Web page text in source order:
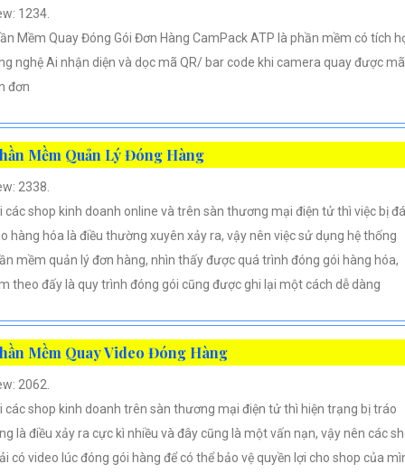
1234.
Mềm Quay Đóng Gói Đơn Hàng CamPack ATP là phần mềm có tích
nghệ Ai nhận diện và dọc mã QR/ bar code khi camera quay được mã
đơn
Mềm Quản Lý Đóng Hàng
2338.
các shop kinh doanh online và trên sàn thương mại điện tử thì việc bị
hàng hóa là điều thường xuyên xảy ra, vậy nên việc sử dụng hệ thống
mềm quản lý đơn hàng, nhìn thấy được quá trình đóng gói hàng hóa,
theo đấy là quy trình đóng gói cũng được ghi lại một cách dễ dàng
Mềm Quay Video Đóng Hàng
2062.
các shop kinh doanh trên sàn thương mại điện tử thì hiện trạng bị tráo
là điều xảy ra cực kì nhiều và đây cũng là một vấn nạn, vậy nên các
có video lúc đóng gói hàng để có thể bảo vệ quyền lợi cho shop của